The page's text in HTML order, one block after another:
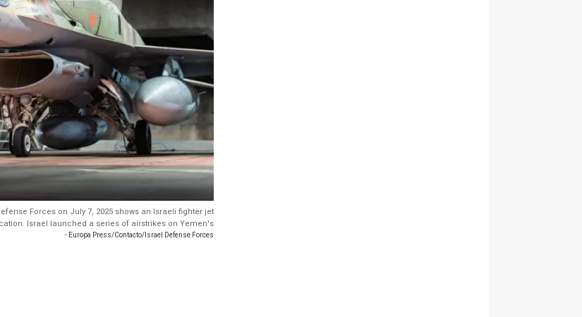
Forces on July 7, 2025 shows an Israeli fighter jet
Israel launched a series of airstrikes on Yemen's
- Europa Press/Contacto/Israel Defense Forces